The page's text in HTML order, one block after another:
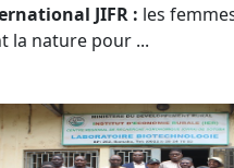
JIFR : les
la nature pour ...